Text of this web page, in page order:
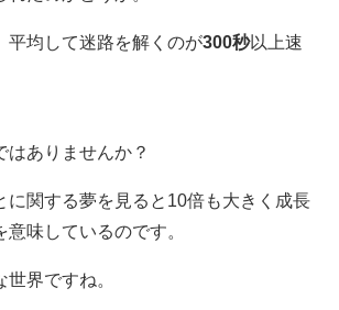
平均して迷路を解くのが300秒以上速
はありませんか？
に関する夢を見ると10倍も大きく成長
意味しているのです。
界ですね。